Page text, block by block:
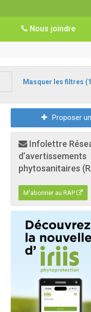
Nous joindre
Masquer les filtres
Proposer
Infolettre
d’avertissements
phytosanitaires
M'abonner au RAP